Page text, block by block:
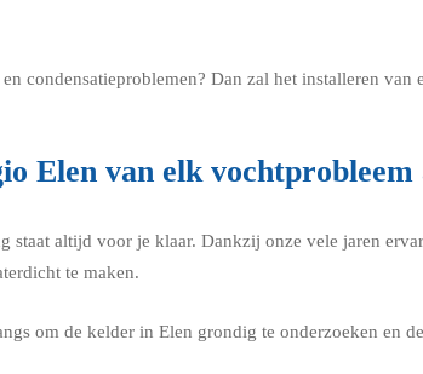
Dan zal het installeren van
Elen van elk vochtprobleem
altijd voor je klaar. Dankzij onze vele jaren
te maken.
om de kelder in Elen grondig te onderzoeken en